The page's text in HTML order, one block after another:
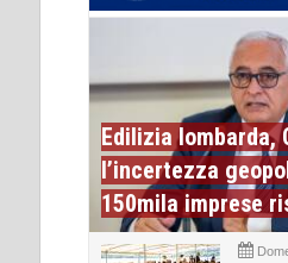
Edilizia lombarda,
l’incertezza
150mila imprese